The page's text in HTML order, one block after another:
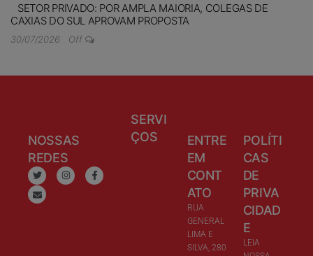
SETOR PRIVADO: POR AMPLA MAIORIA, COLEGAS DE
CAXIAS DO SUL APROVAM PROPOSTA
30/07/2026 Off
NOSSAS
REDES
SERVI
ÇOS
ENTRE
EM
CONT
ATO
RUA
GENERAL
LIMA E
SILVA, 280
POLÍTI
CAS
DE
PRIVA
CIDAD
E
LEIA